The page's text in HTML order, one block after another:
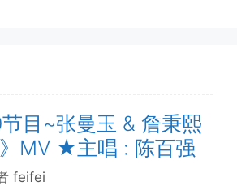
目~张曼玉 & 詹秉熙
》MV ★主唱 : 陈百强
feifei